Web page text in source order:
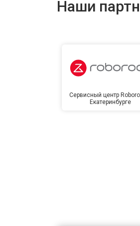
Замена
Наши
Сервисный центр
Екатеринбурге